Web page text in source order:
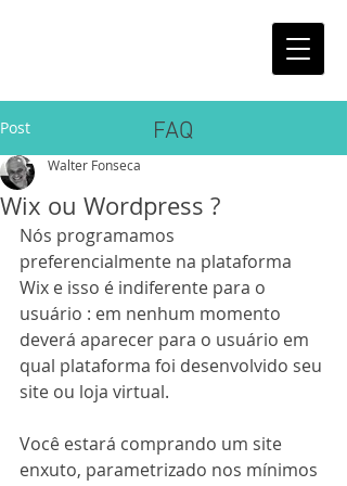
Post
Wix ou Wordpress ?
Walter Fonseca
Nós programamos
preferencialmente na plataforma
Wix e isso é indiferente para o
usuário : em nenhum momento
deverá aparecer para o usuário em
qual plataforma foi desenvolvido seu
site ou loja virtual.
Você estará comprando um site
enxuto, parametrizado nos mínimos
FAQ